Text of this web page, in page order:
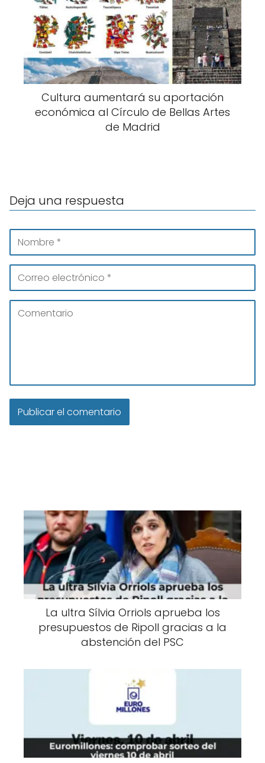
Cultura aumentará su aportación
económica al Círculo de Bellas Artes
de Madrid
Deja una respuesta
La ultra Sílvia Orriols aprueba los
presupuestos de Ripoll gracias a la
abstención del PSC